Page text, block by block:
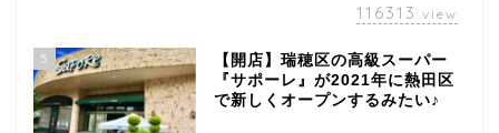
116313 view
5
【開店】瑞穂区の高級スーパー
『サポーレ』が2021年に熱田区
で新しくオープンするみたい♪